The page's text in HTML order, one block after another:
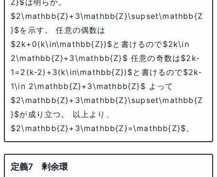
Z}$は明らか。
$2\mathbb{Z}+3\mathbb{Z}\supset\mathbb{Z
}$を示す。 任意の偶数は
$2k+0(k\in\mathbb{Z})$と書けるので$2k\in
2\mathbb{Z}+3\mathbb{Z}$ 任意の奇数は$2k-
1=2(k-2)+3(k\in\mathbb{Z})$と書けるので$2k-
1\in 2\mathbb{Z}+3\mathbb{Z}$ よって
$2\mathbb{Z}+3\mathbb{Z}\supset\mathbb{Z
}$が成り立つ。 以上より、
$2\mathbb{Z}+3\mathbb{Z}=\mathbb{Z}$。
剰余環